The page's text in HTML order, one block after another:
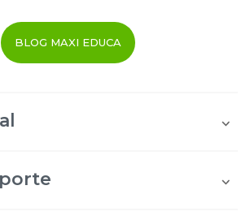
BLOG MAXI EDUCA